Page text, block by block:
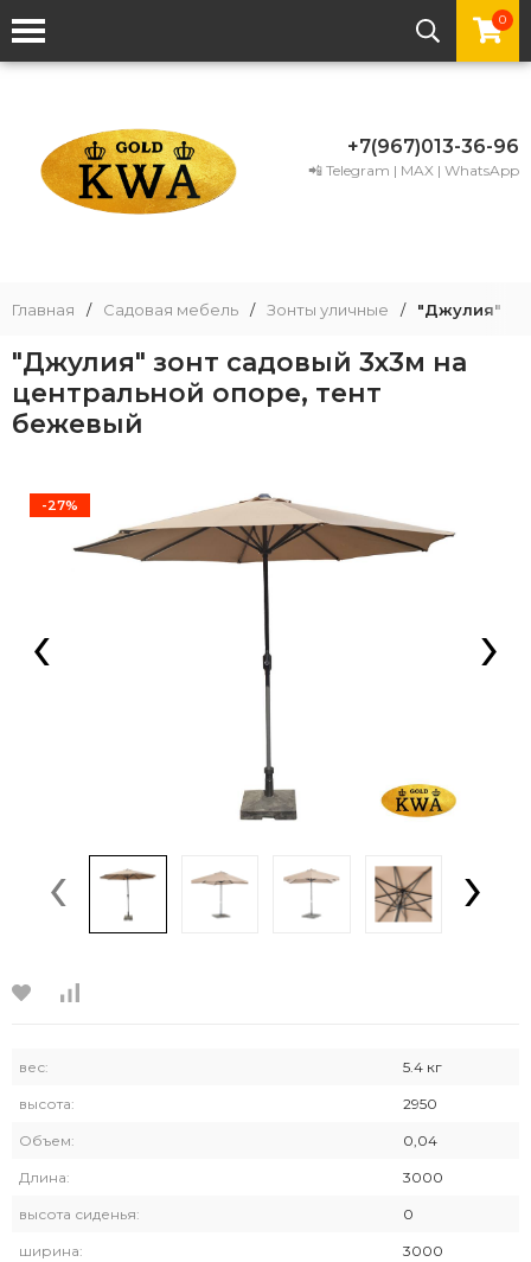
0
+7(967)013-36-96
📲 Telegram | MAX | WhatsApp
Главная / Садовая мебель / Зонты уличные / "Джулия"
"Джулия" зонт садовый 3х3м на
центральной опоре, тент
бежевый
-27%
‹ ›
‹ ›
вес: 5.4 кг
высота: 2950
Объем: 0,04
Длина: 3000
высота сиденья: 0
ширина: 3000